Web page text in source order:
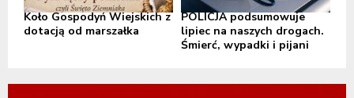
Koło Gospodyń Wiejskich z
dotacją od marszałka
POLICJA podsumowuje
lipiec na naszych drogach.
Śmierć, wypadki i pijani